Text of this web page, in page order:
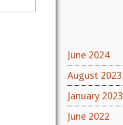
June 2024
August 2023
January 2023
June 2022